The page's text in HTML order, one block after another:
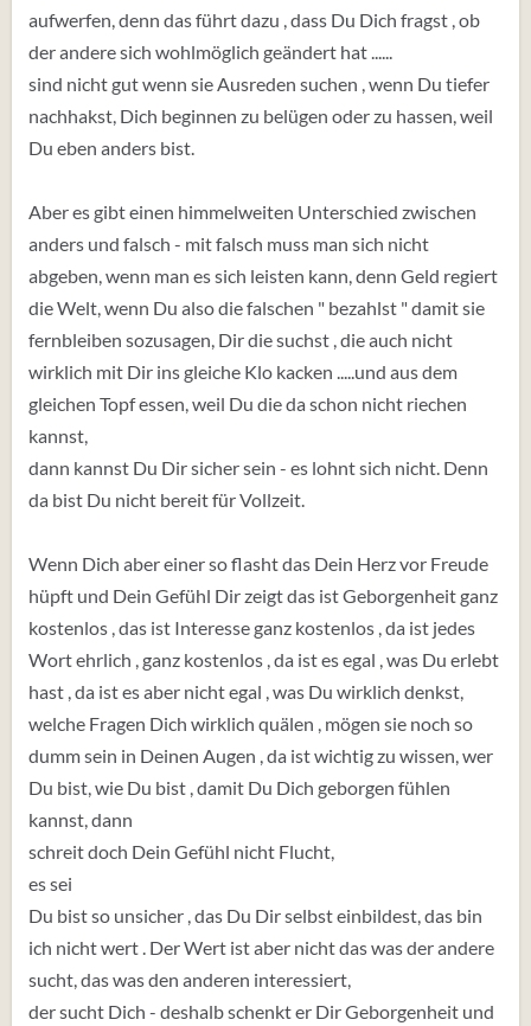
aufwerfen, denn das führt dazu , dass Du Dich fragst , ob
der andere sich wohlmöglich geändert hat ......
sind nicht gut wenn sie Ausreden suchen , wenn Du tiefer
nachhakst, Dich beginnen zu belügen oder zu hassen, weil
Du eben anders bist.
Aber es gibt einen himmelweiten Unterschied zwischen
anders und falsch - mit falsch muss man sich nicht
abgeben, wenn man es sich leisten kann, denn Geld regiert
die Welt, wenn Du also die falschen " bezahlst " damit sie
fernbleiben sozusagen, Dir die suchst , die auch nicht
wirklich mit Dir ins gleiche Klo kacken .....und aus dem
gleichen Topf essen, weil Du die da schon nicht riechen
kannst,
dann kannst Du Dir sicher sein - es lohnt sich nicht. Denn
da bist Du nicht bereit für Vollzeit.
Wenn Dich aber einer so flasht das Dein Herz vor Freude
hüpft und Dein Gefühl Dir zeigt das ist Geborgenheit ganz
kostenlos , das ist Interesse ganz kostenlos , da ist jedes
Wort ehrlich , ganz kostenlos , da ist es egal , was Du erlebt
hast , da ist es aber nicht egal , was Du wirklich denkst,
welche Fragen Dich wirklich quälen , mögen sie noch so
dumm sein in Deinen Augen , da ist wichtig zu wissen, wer
Du bist, wie Du bist , damit Du Dich geborgen fühlen
kannst, dann
schreit doch Dein Gefühl nicht Flucht,
es sei
Du bist so unsicher , das Du Dir selbst einbildest, das bin
ich nicht wert . Der Wert ist aber nicht das was der andere
sucht, das was den anderen interessiert,
der sucht Dich - deshalb schenkt er Dir Geborgenheit und